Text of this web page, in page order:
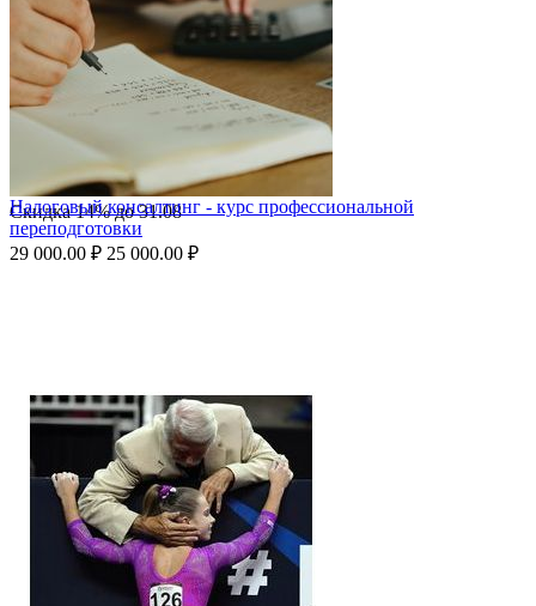
Скидка14%до31.08
Налоговый консалтинг - курс профессиональной
переподготовки
29 000.00 ₽ 25 000.00 ₽